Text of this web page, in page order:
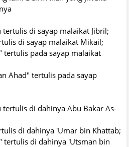
di sayap malaikat Jibril;
di sayap malaikat Mikail;
pada sayap malaikat
Ahad" tertulis pada sayap
di dahinya Abu Bakar As-
di dahinya 'Umar bin Khattab;
tertulis di dahinya 'Utsman bin